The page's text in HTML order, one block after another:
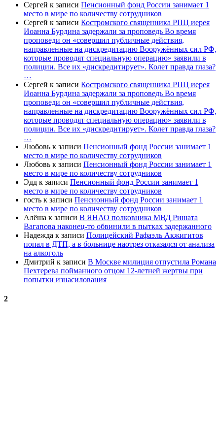
Сергей к записи Пенсионный фонд России занимает 1
место в мире по количеству сотрудников
Сергей к записи Костромского священника РПЦ иерея
Иоанна Бурдина задержали за проповедь Во время
проповеди он «совершил публичные действия,
направленные на дискредитацию Вооружённых сил РФ,
которые проводят специальную операцию» заявили в
полиции. Все их «дискредитирует». Колет правда глаза?
…
Сергей к записи Костромского священника РПЦ иерея
Иоанна Бурдина задержали за проповедь Во время
проповеди он «совершил публичные действия,
направленные на дискредитацию Вооружённых сил РФ,
которые проводят специальную операцию» заявили в
полиции. Все их «дискредитирует». Колет правда глаза?
…
Любовь к записи Пенсионный фонд России занимает 1
место в мире по количеству сотрудников
Любовь к записи Пенсионный фонд России занимает 1
место в мире по количеству сотрудников
Эдд к записи Пенсионный фонд России занимает 1
место в мире по количеству сотрудников
гость к записи Пенсионный фонд России занимает 1
место в мире по количеству сотрудников
Алёша к записи В ЯНАО полковника МВД Ришата
Вагапова наконец-то обвинили в пытках задержанного
Надежда к записи Полицейский Рафаэль Акжигитов
попал в ДТП, а в больнице наотрез отказался от анализа
на алкоголь
Дмитрий к записи В Москве милиция отпустила Романа
Пехтерева пойманного отцом 12-летней жертвы при
попытки изнасилования
2